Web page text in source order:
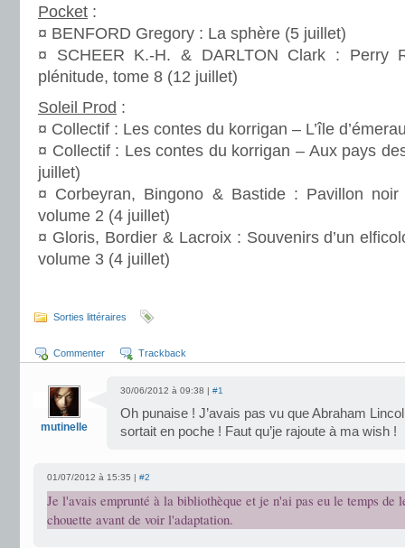
Pocket :
¤ BENFORD Gregory : La sphère (5 juillet)
¤ SCHEER K.-H. & DARLTON Clark : Perry
plénitude, tome 8 (12 juillet)
Soleil Prod :
¤ Collectif : Les contes du korrigan – L’île
¤ Collectif : Les contes du korrigan – Aux pays
juillet)
¤ Corbeyran, Bingono & Bastide : Pavillon
volume 2 (4 juillet)
¤ Gloris, Bordier & Lacroix : Souvenirs d’un
volume 3 (4 juillet)
Sorties littéraires
Commenter Trackback
mutinelle
30/06/2012 à 09:38 | #1
Oh punaise ! J’avais pas vu que Abraham
sortait en poche ! Faut qu’je rajoute à ma wish !
01/07/2012 à 15:35 | #2
Je l'avais emprunté à la bibliothèque et je n'ai pas eu le temps de
chouette avant de voir l'adaptation.